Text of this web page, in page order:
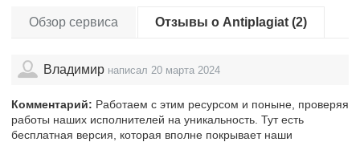
Обзор сервиса Отзывы о Antiplagiat (2)
Владимир написал 20 марта 2024
Комментарий: Работаем с этим ресурсом и поныне, проверяя
работы наших исполнителей на уникальность. Тут есть
бесплатная версия, которая вполне покрывает наши